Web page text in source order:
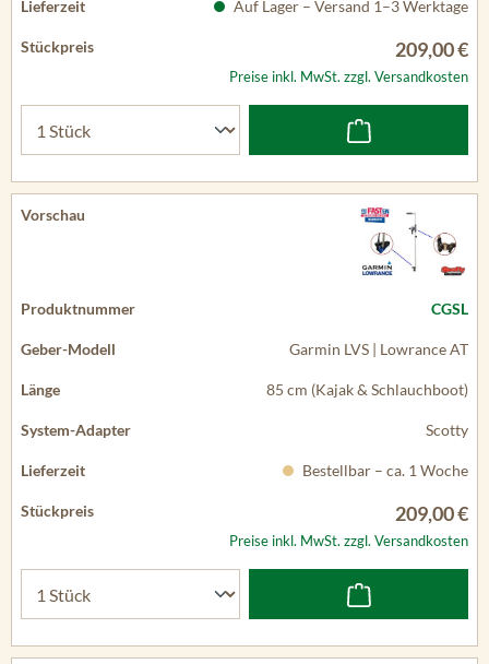
Auf Lager – Versand 1–3 Werktage
209,00 €
Preise inkl. MwSt. zzgl. Versandkosten
CGSL
Garmin LVS | Lowrance AT
85 cm (Kajak & Schlauchboot)
Scotty
Bestellbar – ca. 1 Woche
209,00 €
Preise inkl. MwSt. zzgl. Versandkosten